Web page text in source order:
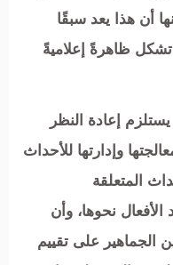
أن هذا يعد سبقًا
ظاهرةً إعلاميةً
إعادة النظر
وإدارتها للأحداث
المتعلقة
نحوها، وأن
الجماهير على تقييم